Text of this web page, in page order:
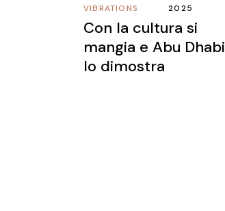
VIBRATIONS
2025
Con la cultura si
mangia e Abu Dhabi
lo dimostra